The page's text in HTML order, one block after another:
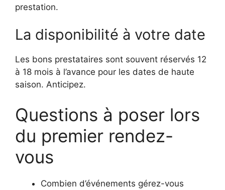
prestation.
La disponibilité à votre date
Les bons prestataires sont souvent réservés 12
à 18 mois à l’avance pour les dates de haute
saison. Anticipez.
Questions à poser lors
du premier rendez-
vous
Combien d’événements gérez-vous